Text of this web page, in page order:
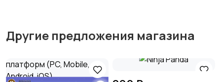
Другие предложения магазина